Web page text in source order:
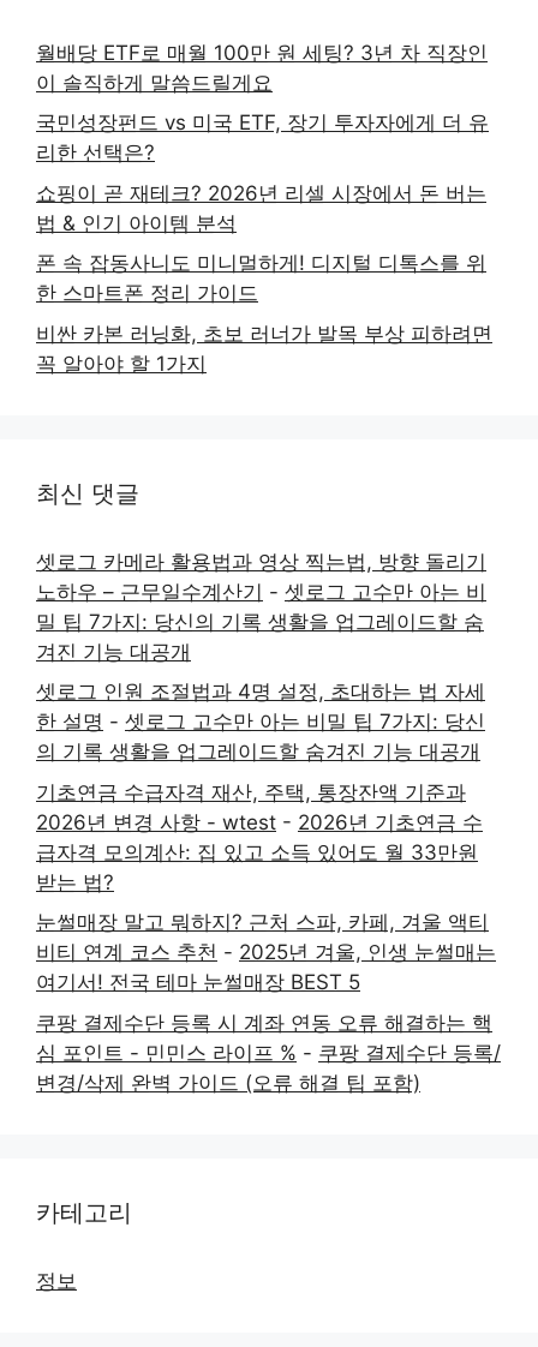
월배당 ETF로 매월 100만 원 세팅? 3년 차 직장인
이 솔직하게 말씀드릴게요
국민성장펀드 vs 미국 ETF, 장기 투자자에게 더 유
리한 선택은?
쇼핑이 곧 재테크? 2026년 리셀 시장에서 돈 버는
법 & 인기 아이템 분석
폰 속 잡동사니도 미니멀하게! 디지털 디톡스를 위
한 스마트폰 정리 가이드
비싼 카본 러닝화, 초보 러너가 발목 부상 피하려면
꼭 알아야 할 1가지
최신 댓글
셋로그 카메라 활용법과 영상 찍는법, 방향 돌리기
노하우 – 근무일수계산기 - 셋로그 고수만 아는 비
밀 팁 7가지: 당신의 기록 생활을 업그레이드할 숨
겨진 기능 대공개
셋로그 인원 조절법과 4명 설정, 초대하는 법 자세
한 설명 - 셋로그 고수만 아는 비밀 팁 7가지: 당신
의 기록 생활을 업그레이드할 숨겨진 기능 대공개
기초연금 수급자격 재산, 주택, 통장잔액 기준과
2026년 변경 사항 - wtest - 2026년 기초연금 수
급자격 모의계산: 집 있고 소득 있어도 월 33만원
받는 법?
눈썰매장 말고 뭐하지? 근처 스파, 카페, 겨울 액티
비티 연계 코스 추천 - 2025년 겨울, 인생 눈썰매는
여기서! 전국 테마 눈썰매장 BEST 5
쿠팡 결제수단 등록 시 계좌 연동 오류 해결하는 핵
심 포인트 - 민민스 라이프 % - 쿠팡 결제수단 등록/
변경/삭제 완벽 가이드 (오류 해결 팁 포함)
카테고리
정보